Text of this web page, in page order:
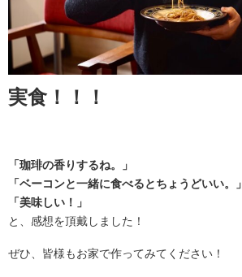
実食！！！
「珈琲の香りするね。」
「ベーコンと一緒に食べるとちょうどいい。」
「美味しい！」
と、感想を頂戴しました！
ぜひ、皆様もお家で作ってみてください！